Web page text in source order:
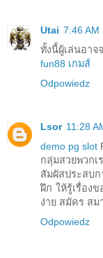
Utai 7:46 AM
ทั้งนี้ผู้เล่นอาจ
fun88 เกมส์
Odpowiedz
Lsor 11:28
demo pg slot
กลุ่มสวยพวก
สัมผัสประสบ
ฝึก ให้รู้เรื่อง
ง่าย สมัคร สม
Odpowiedz